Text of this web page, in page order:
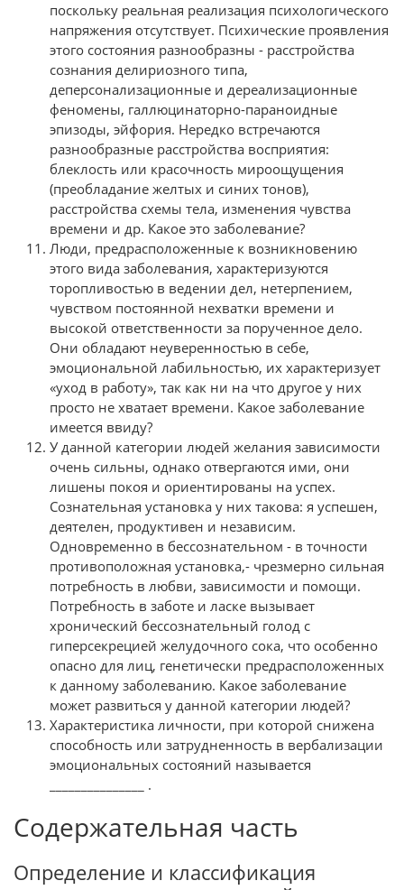
поскольку реальная реализация психологического
напряжения отсутствует. Психические проявления
этого состояния разнообразны - расстройства
сознания делириозного типа,
деперсонализационные и дереализационные
феномены, галлюцинаторно-параноидные
эпизоды, эйфория. Нередко встречаются
разнообразные расстройства восприятия:
блеклость или красочность мироощущения
(преобладание желтых и синих тонов),
расстройства схемы тела, изменения чувства
времени и др. Какое это заболевание?
Люди, предрасположенные к возникновению
этого вида заболевания, характеризуются
торопливостью в ведении дел, нетерпением,
чувством постоянной нехватки времени и
высокой ответственности за порученное дело.
Они обладают неуверенностью в себе,
эмоциональной лабильностью, их характеризует
«уход в работу», так как ни на что другое у них
просто не хватает времени. Какое заболевание
имеется ввиду?
У данной категории людей желания зависимости
очень сильны, однако отвергаются ими, они
лишены покоя и ориентированы на успех.
Сознательная установка у них такова: я успешен,
деятелен, продуктивен и незави­сим.
Одновременно в бессознательном - в точности
противоположная установка,- чрезмерно сильная
потребность в любви, зависимости и помощи.
Потребность в заботе и ласке вызывает
хронический бессознательный голод с
гиперсекрецией желудоч­ного сока, что особенно
опасно для лиц, генетически предрасположенных
к данному заболеванию. Какое заболевание
может развиться у данной категории людей?
Характеристика личности, при которой снижена
способность или затрудненность в вербализации
эмоциональных состояний называется
_______________ .
Содержательная часть
Определение и классификация